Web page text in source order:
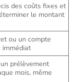
des coûts fixes et
le montant
ou un compte
immédiat
prélèvement
mois, même